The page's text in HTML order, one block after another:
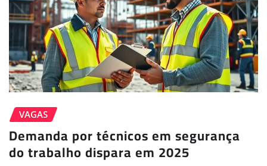
VAGAS
Demanda por técnicos em segurança
do trabalho dispara em 2025